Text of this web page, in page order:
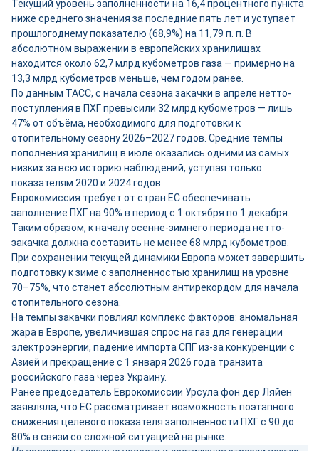
Текущий уровень заполненности на 16,4 процентного пункта
ниже среднего значения за последние пять лет и уступает
прошлогоднему показателю (68,9%) на 11,79 п. п. В
абсолютном выражении в европейских хранилищах
находится около 62,7 млрд кубометров газа — примерно на
13,3 млрд кубометров меньше, чем годом ранее.
По данным ТАСС, с начала сезона закачки в апреле нетто-
поступления в ПХГ превысили 32 млрд кубометров — лишь
47% от объёма, необходимого для подготовки к
отопительному сезону 2026–2027 годов. Средние темпы
пополнения хранилищ в июле оказались одними из самых
низких за всю историю наблюдений, уступая только
показателям 2020 и 2024 годов.
Еврокомиссия требует от стран ЕС обеспечивать
заполнение ПХГ на 90% в период с 1 октября по 1 декабря.
Таким образом, к началу осенне-зимнего периода нетто-
закачка должна составить не менее 68 млрд кубометров.
При сохранении текущей динамики Европа может завершить
подготовку к зиме с заполненностью хранилищ на уровне
70–75%, что станет абсолютным антирекордом для начала
отопительного сезона.
На темпы закачки повлиял комплекс факторов: аномальная
жара в Европе, увеличившая спрос на газ для генерации
электроэнергии, падение импорта СПГ из-за конкуренции с
Азией и прекращение с 1 января 2026 года транзита
российского газа через Украину.
Ранее председатель Еврокомиссии Урсула фон дер Ляйен
заявляла, что ЕС рассматривает возможность поэтапного
снижения целевого показателя заполненности ПХГ с 90 до
80% в связи со сложной ситуацией на рынке.